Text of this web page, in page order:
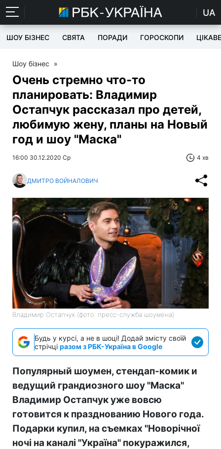
UA
ШОУ БІЗНЕС СВЯТА ПОРАДИ ГОРОСКОПИ ЦІКАВЕ
Шоу бізнес »
Очень стремно что-то
планировать: Владимир
Остапчук рассказал про детей,
любимую жену, планы на Новый
год и шоу "Маска"
16:00 30.12.2020 Ср 4 хв
ДМИТРО ВОЙНАЛОВИЧ
Владимир Остапчук (фото: пресс-служба шоумена)
Будь у курсі, а не в шоці! Додай змісту своїй
стрічці разом з РБК-Україна в Google
Популярный шоумен, стендап-комик и
ведущий грандиозного шоу "Маска"
Владимир Остапчук уже вовсю
готовится к празднованию Нового года.
Подарки купил, на съемках "Новорічної
ночі на каналі "Україна" покуражился,